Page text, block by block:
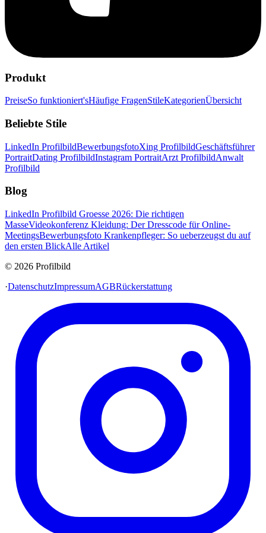
Produkt
PreiseSo funktioniert'sHäufige FragenStileKategorienÜbersicht
Beliebte Stile
LinkedIn ProfilbildBewerbungsfotoXing ProfilbildGeschäftsführer
PortraitDating ProfilbildInstagram PortraitArzt ProfilbildAnwalt
Profilbild
Blog
LinkedIn Profilbild Groesse 2026: Die richtigen
MasseVideokonferenz Kleidung: Der Dresscode für Online-
MeetingsBewerbungsfoto Krankenpfleger: So ueberzeugst du auf
den ersten BlickAlle Artikel
© 2026 Profilbild
·DatenschutzImpressumAGBRückerstattung